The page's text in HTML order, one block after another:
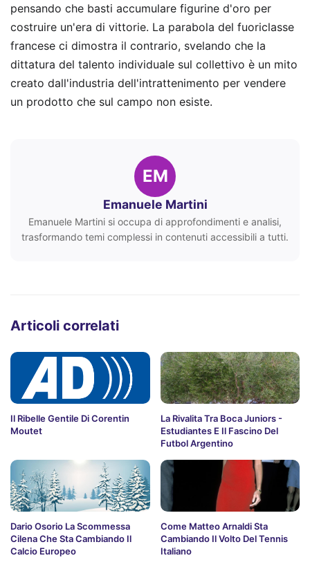
pensando che basti accumulare figurine d'oro per
costruire un'era di vittorie. La parabola del fuoriclasse
francese ci dimostra il contrario, svelando che la
dittatura del talento individuale sul collettivo è un mito
creato dall'industria dell'intrattenimento per vendere
un prodotto che sul campo non esiste.
EM
Emanuele Martini
Emanuele Martini si occupa di approfondimenti e analisi,
trasformando temi complessi in contenuti accessibili a tutti.
Articoli correlati
Il Ribelle Gentile Di Corentin
Moutet
La Rivalita Tra Boca Juniors -
Estudiantes E Il Fascino Del
Futbol Argentino
Dario Osorio La Scommessa
Cilena Che Sta Cambiando Il
Calcio Europeo
Come Matteo Arnaldi Sta
Cambiando Il Volto Del Tennis
Italiano